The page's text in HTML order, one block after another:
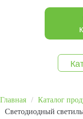
Главная
Каталог
Светодиодный